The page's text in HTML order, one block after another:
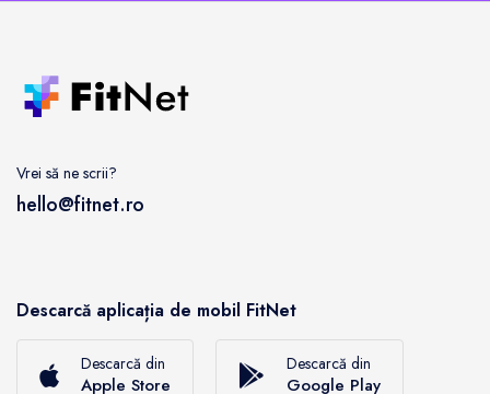
Vrei să ne scrii?
hello@fitnet.ro
Descarcă aplicația de mobil FitNet
Descarcă din
Apple Store
Descarcă din
Google Play